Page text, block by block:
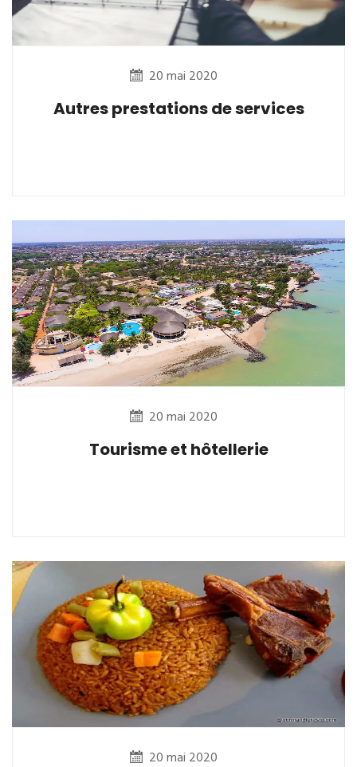
20 mai 2020
Autres prestations de services
20 mai 2020
Tourisme et hôtellerie
20 mai 2020